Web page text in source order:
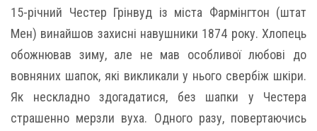
15-річний Честер Грінвуд із міста Фармінгтон (штат
Мен) винайшов захисні навушники 1874 року. Хлопець
обожнював зиму, але не мав особливої любові до
вовняних шапок, які викликали у нього свербіж шкіри.
Як нескладно здогадатися, без шапки у Честера
страшенно мерзли вуха. Одного разу, повертаючись